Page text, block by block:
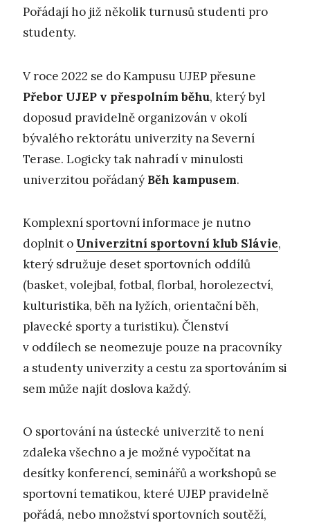
Pořádají ho již několik turnusů studenti pro
studenty.
V roce 2022 se do Kampusu UJEP přesune
Přebor UJEP v přespolním běhu, který byl
doposud pravidelně organizován v okolí
bývalého rektorátu univerzity na Severní
Terase. Logicky tak nahradí v minulosti
univerzitou pořádaný Běh kampusem.
Komplexní sportovní informace je nutno
doplnit o Univerzitní sportovní klub Slávie,
který sdružuje deset sportovních oddílů
(basket, volejbal, fotbal, florbal, horolezectví,
kulturistika, běh na lyžích, orientační běh,
plavecké sporty a turistiku). Členství
v oddílech se neomezuje pouze na pracovníky
a studenty univerzity a cestu za sportováním si
sem může najít doslova každý.
O sportování na ústecké univerzitě to není
zdaleka všechno a je možné vypočítat na
desítky konferencí, seminářů a workshopů se
sportovní tematikou, které UJEP pravidelně
pořádá, nebo množství sportovních soutěží,